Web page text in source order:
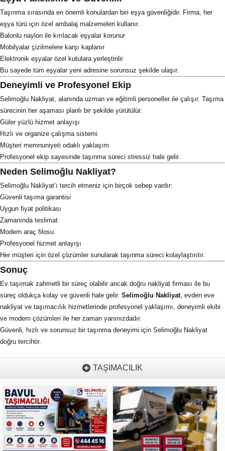
Taşınma sırasında en önemli konulardan biri eşya güvenliğidir. Firma, her
eşya türü için özel ambalaj malzemeleri kullanır.
Balonlu naylon ile kırılacak eşyalar korunur
Mobilyalar çizilmelere karşı kaplanır
Elektronik eşyalar özel kutulara yerleştirilir
Bu sayede tüm eşyalar yeni adresine sorunsuz şekilde ulaşır.
Deneyimli ve Profesyonel Ekip
Selimoğlu Nakliyat, alanında uzman ve eğitimli personeller ile çalışır. Taşıma
sürecinin her aşaması planlı bir şekilde yürütülür.
Güler yüzlü hizmet anlayışı
Hızlı ve organize çalışma sistemi
Müşteri memnuniyeti odaklı yaklaşım
Profesyonel ekip sayesinde taşınma süreci stressiz hale gelir.
Neden Selimoğlu Nakliyat?
Selimoğlu Nakliyat’ı tercih etmeniz için birçok sebep vardır:
Güvenli taşıma garantisi
Uygun fiyat politikası
Zamanında teslimat
Modern araç filosu
Profesyonel hizmet anlayışı
Her müşteri için özel çözümler sunularak taşınma süreci kolaylaştırılır.
Sonuç
Ev taşımak zahmetli bir süreç olabilir ancak doğru nakliyat firması ile bu
süreç oldukça kolay ve güvenli hale gelir. Selimoğlu Nakliyat , evden eve
nakliyat ve taşımacılık hizmetlerinde profesyonel yaklaşımı, deneyimli ekibi
ve modern çözümleri ile her zaman yanınızdadır.
Güvenli, hızlı ve sorunsuz bir taşınma deneyimi için Selimoğlu Nakliyat
doğru tercihtir.
TAŞIMACILIK